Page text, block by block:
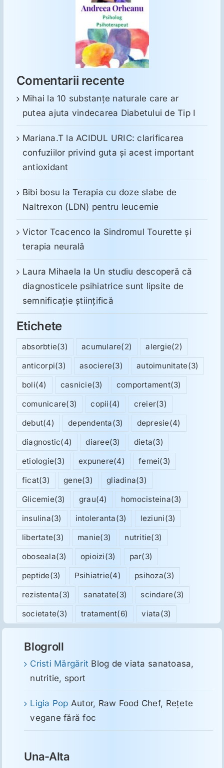
Comentarii recente
Mihai la10 substanţe naturale care ar
putea ajuta vindecarea Diabetului de Tip I
Mariana.T laACIDUL URIC: clarificarea
confuziilor privind guta și acest important
antioxidant
Bibi bosu laTerapia cu doze slabe de
Naltrexon (LDN) pentru leucemie
Victor Tcacenco la Sindromul Tourette şi
terapia neurală
Laura Mihaela la Un studiu descoperă că
diagnosticele psihiatrice sunt lipsite de
semnificație științifică
Etichete
absorbtie(3) acumulare(2) alergie(2)
anticorpi(3) asociere(3) autoimunitate(3)
boli(4) casnicie(3) comportament(3)
comunicare(3) copii(4) creier(3)
debut(4) dependenta(3) depresie(4)
diagnostic(4) diaree(3) dieta(3)
etiologie(3) expunere(4) femei(3)
ficat(3) gene(3) gliadina(3)
Glicemie(3) grau(4) homocisteina(3)
insulina(3) intoleranta(3) leziuni(3)
libertate(3) manie(3) nutritie(3)
oboseala(3) opioizi(3) par(3)
peptide(3) Psihiatrie(4) psihoza(3)
rezistenta(3) sanatate(3) scindare(3)
societate(3) tratament(6) viata(3)
Blogroll
Cristi Mărgărit Blog de viata sanatoasa,
nutritie, sport
Ligia Pop Autor, Raw Food Chef, Reţete
vegane fără foc
Una-Alta